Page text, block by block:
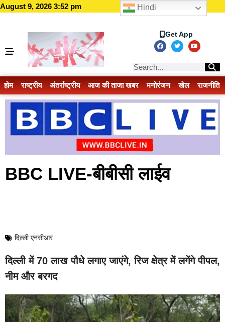
August 9, 2026 3:52 pm
Get App
होम राष्ट्रीय अंतर्राष्ट्रीय आज की ताजा खबर मनोरंजन खेल राजनीति
BBC LIVE-बीबीसी लाईव
दिल्ली एनसीआर
दिल्ली में 70 लाख पौधे लगाए जाएंगे, रिज क्षेत्र में लगेंगे पीपल,
नीम और बरगद
Hindi